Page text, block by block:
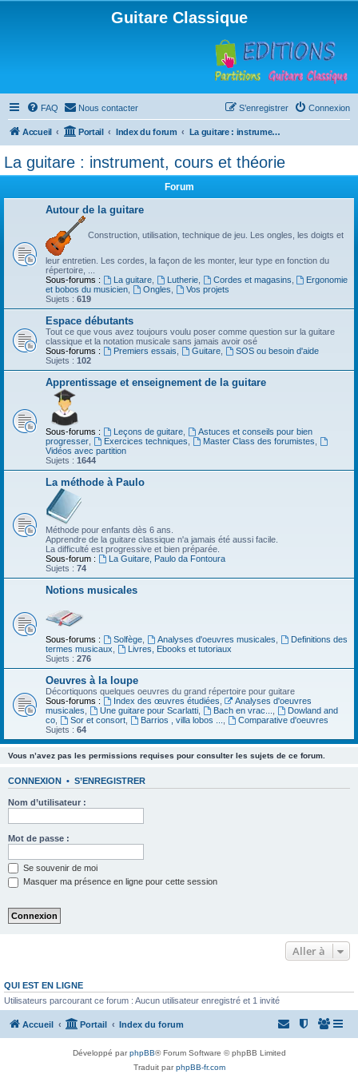
Guitare Classique
FAQ Nous contacter Connexion
S’enregistrer
Accueil Portail Index du forum La guitare : instrument, cours et théorie
La guitare : instrument, cours et théorie
Forum
Autour de la guitare
Construction, utilisation, technique de jeu. Les ongles, les doigts et
leur entretien. Les cordes, la façon de les monter, leur type en fonction du
répertoire, ...
Sous-forums :
La guitare, Lutherie, Cordes et magasins
Ergonomie
et bobos du musicien
Ongles
Vos projets
Sujets : 619
Espace débutants
Tout ce que vous avez toujours voulu poser comme question sur la guitare
classique et la notation musicale sans jamais avoir osé
Sous-forums :
Premiers essais Guitare,
SOS ou besoin d'aide
Sujets : 102
Apprentissage et enseignement de la guitare
Sous-forums : Leçons de guitare,
Astuces et conseils pour bien
progresser
Exercices techniques Master Class des forumistes
Vidéos avec partition
Sujets : 1644
La méthode à Paulo
Méthode pour enfants dès 6 ans.
Apprendre de la guitare classique n'a jamais été aussi facile.
La difficulté est progressive et bien préparée.
Sous-forum :
La Guitare, Paulo da Fontoura
Sujets : 74
Notions musicales
Sous-forums : Solfège, Analyses d'oeuvres musicales
Definitions des
termes musicaux
Livres, Ebooks et tutoriaux
Sujets : 276
Oeuvres à la loupe
Décortiquons quelques oeuvres du grand répertoire pour guitare
Sous-forums :
Index des œuvres étudiées
Analyses d'oeuvres
musicales
Une guitare pour Scarlatti, Bach en vrac...
Dowland and
co
Sor et consort, Barrios , villa lobos ...
Comparative d'oeuvres
Sujets : 64
Vous n’avez pas les permissions requises pour consulter les sujets de ce forum.
CONNEXION • S’ENREGISTRER
Nom d’utilisateur :
Mot de passe :
Se souvenir de moi
Masquer ma présence en ligne pour cette session
Aller à
QUI EST EN LIGNE
Utilisateurs parcourant ce forum : Aucun utilisateur enregistré et 1 invité
Accueil Portail Index du forum
Développé parphpBB® Forum Software © phpBB Limited
Traduit parphpBB-fr.com